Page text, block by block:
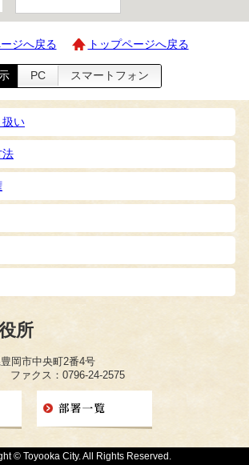
ジへ戻る トップページへ戻る
PC スマートフォン
扱い
法
所
岡市中央町2番4号
ファクス：0796-24-2575
© Toyooka City. All Rights Reserved.